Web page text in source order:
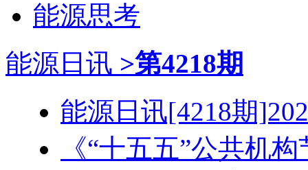
能源思考
能源日讯 >第4218期
能源日讯[4218期
《“十五五”公共机